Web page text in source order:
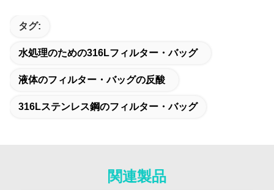
タグ:
水処理のための316Lフィルター・バッグ
液体のフィルター・バッグの反酸
316Lステンレス鋼のフィルター・バッグ
関連製品